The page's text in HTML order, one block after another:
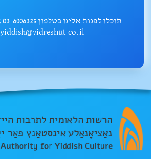
תוכלו לפנות אלינו בטלפון 03-6006325 או בדוא"ל
yiddish@yidreshut.co.il